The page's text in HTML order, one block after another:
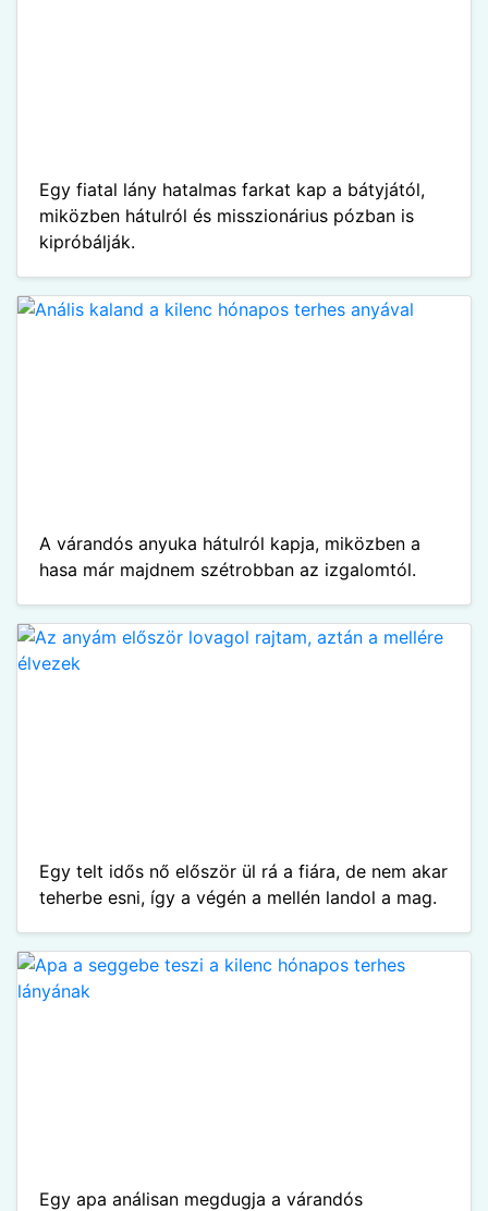
Egy fiatal lány hatalmas farkat kap a bátyjától,
miközben hátulról és misszionárius pózban is
kipróbálják.
A várandós anyuka hátulról kapja, miközben a
hasa már majdnem szétrobban az izgalomtól.
Egy telt idős nő először ül rá a fiára, de nem akar
teherbe esni, így a végén a mellén landol a mag.
Egy apa análisan megdugja a várandós